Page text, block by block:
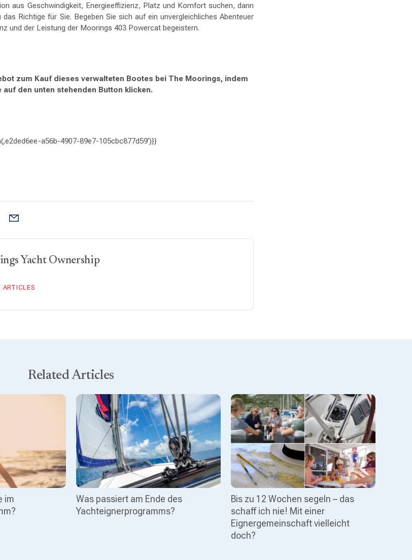
aus Geschwindigkeit, Energieeffizienz, Platz und Komfort suchen, dann
Richtige für Sie. Begeben Sie sich auf ein unvergleichliches Abenteuer
und der Leistung der Moorings 403 Powercat begeistern.
zum Kauf dieses verwalteten Bootes bei The Moorings, indem
auf den unten stehenden Button klicken.
a56b-4907-89e7-105cbc877d59‘)}}
Yacht Ownership
ARTICLES
Related Articles
im
Was passiert am Ende des
Yachteignerprogramms?
Bis zu 12 Wochen segeln – das
schaff ich nie! Mit einer
Eignergemeinschaft vielleicht
doch?